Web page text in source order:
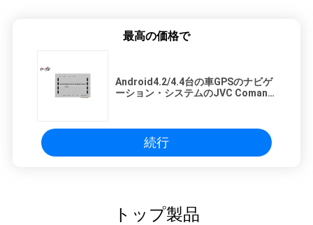
最高の価格で
Android4.2/4.4台の車GPSのナビゲ
ーション・システムのJVC Comand
続行
トップ製品